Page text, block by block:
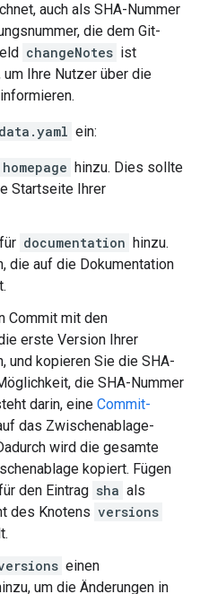
auch als SHA-Nummer
die dem Git-
changeNotes ist
Ihre Nutzer über die
ein:
homepage hinzu. Dies sollte
Startseite Ihrer
documentation hinzu.
die auf die Dokumentation
Commit mit den
erste Version Ihrer
und kopieren Sie die SHA-
die SHA-Nummer
darin, eine Commit-
das Zwischenablage-
wird die gesamte
kopiert. Fügen
den Eintrag sha als
des Knotens versions
einen
um die Änderungen in